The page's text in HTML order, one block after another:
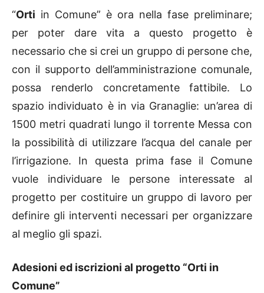
“Orti in Comune” è ora nella fase preliminare;
per poter dare vita a questo progetto è
necessario che si crei un gruppo di persone che,
con il supporto dell’amministrazione comunale,
possa renderlo concretamente fattibile. Lo
spazio individuato è in via Granaglie: un’area di
1500 metri quadrati lungo il torrente Messa con
la possibilità di utilizzare l’acqua del canale per
l’irrigazione. In questa prima fase il Comune
vuole individuare le persone interessate al
progetto per costituire un gruppo di lavoro per
definire gli interventi necessari per organizzare
al meglio gli spazi.
Adesioni ed iscrizioni al progetto “Orti in
Comune”